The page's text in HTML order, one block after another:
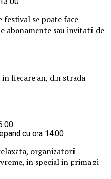
se poate face
abonamente sau invitatii de
fiecare an, din strada
cu ora 14:00
organizatorii
in special in prima zi